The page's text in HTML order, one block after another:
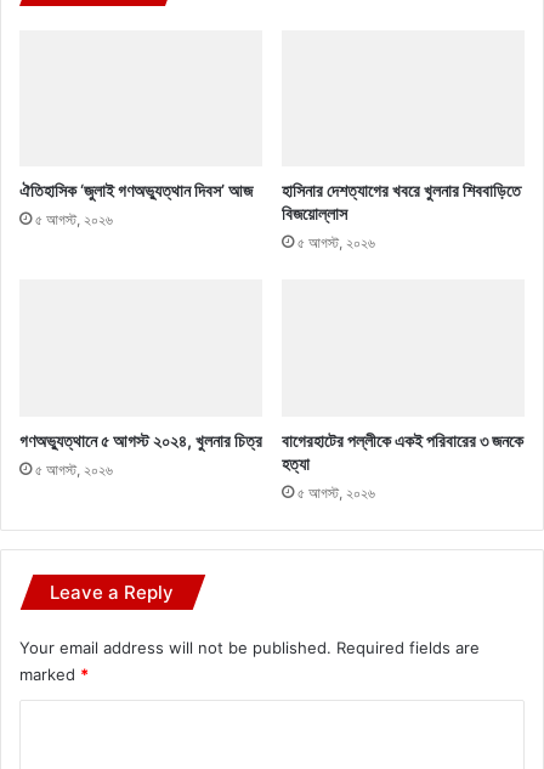
ঐতিহাসিক ‘জুলাই গণঅভ্যুত্থান দিবস’ আজ
৫ আগস্ট, ২০২৬
হাসিনার দেশত্যাগের খবরে খুলনার শিববাড়িতে
বিজয়োল্লাস
৫ আগস্ট, ২০২৬
গণঅভ্যুত্থানে ৫ আগস্ট ২০২৪, খুলনার চিত্র
৫ আগস্ট, ২০২৬
বাগেরহাটের পল্লীকে একই পরিবারের ৩ জনকে
হত্যা
৫ আগস্ট, ২০২৬
Leave a Reply
Your email address will not be published. Required fields are
marked *